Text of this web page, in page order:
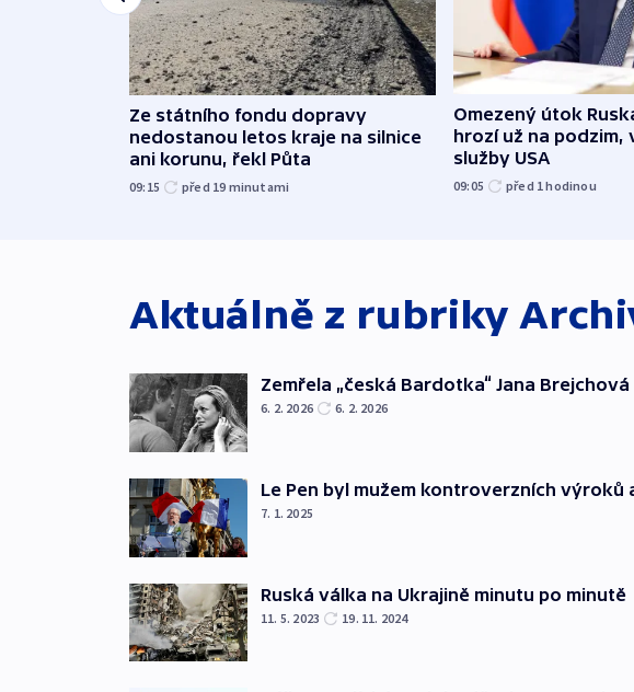
Ze státního fondu dopravy
nedostanou letos kraje na silnice
ani korunu, řekl Půta
09:15 před 19 minutami
Omezený útok
hrozí už na podzim,
služby USA
09:05 před 1hodinou
Aktuálně z rubriky
Zemřela „česká Bardotka“ Jana Brejchová
6. 2. 2026 6. 2. 2026
Le Pen byl mužem kontroverzních výroků
7. 1. 2025
Ruská válka na Ukrajině minutu po minutě
11. 5. 2023 19. 11. 2024